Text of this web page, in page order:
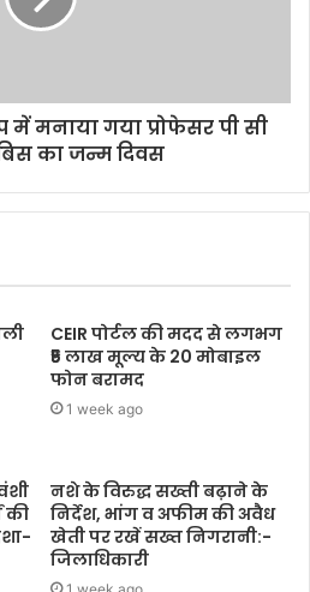
मनाया गया प्रोफेसर पी सी
का जन्म दिवस
CEIR पोर्टल की मदद से लगभग
₹5 लाख मूल्य के 20 मोबाइल
फोन बरामद
1 week ago
की
नशे के विरुद्ध सख्ती बढ़ाने के
निर्देश, भांग व अफीम की अवैध
खेती पर रखें सख्त निगरानी:-
जिलाधिकारी